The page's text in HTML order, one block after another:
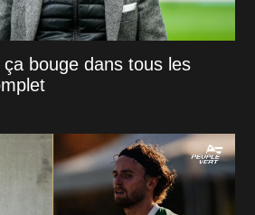
bouge dans tous les